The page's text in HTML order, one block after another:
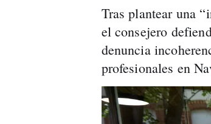
Tras plantear una
el consejero
denuncia
profesionales en